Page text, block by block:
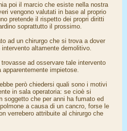
poi il marcio che esiste nella nostra
vengono valutati in base al proprio
pretende il rispetto dei propri diritti
soprattutto il prossimo.
ad un chirurgo che si trova a dover
altamente demolitivo.
ad osservare tale intervento
impietose.
però chiedersi quali sono i motivi
in sala operatoria: se cioè si
soggetto che per anni ha fumato ed
a causa di un cancro, forse le
verrebero attribuite al chirurgo che